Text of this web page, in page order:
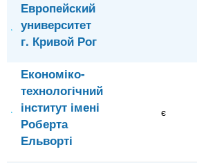
Европейский
университет
г. Кривой Рог
Економіко-
технологічний
інститут імені
Роберта
Ельворті
є